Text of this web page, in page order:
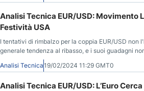
Analisi Tecnica EUR/USD: Movimento
Festività USA
I tentativi di rimbalzo per la coppia EUR/USD non
generale tendenza al ribasso, e i suoi guadagni
di resistenza di 1,0787.
Analisi Tecnica19/02/2024 11:29 GMT0
Analisi Tecnica EUR/USD: L’Euro